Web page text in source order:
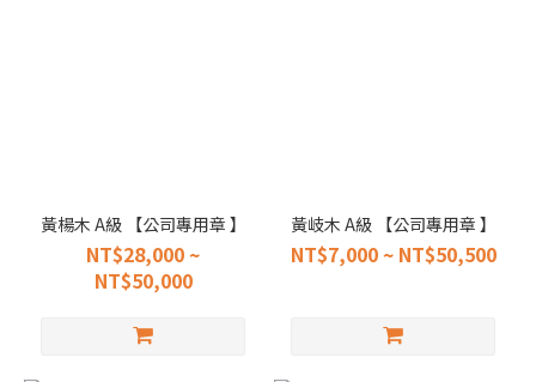
黃楊木 A級 【公司專用章 】
NT$28,000 ~
NT$50,000
黃岐木 A級 【公司專用章 】
NT$7,000 ~ NT$50,500